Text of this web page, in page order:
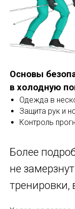
Основы
в холодную
Одежда в
Защита рук и
Контроль
Более
не
тренировки,